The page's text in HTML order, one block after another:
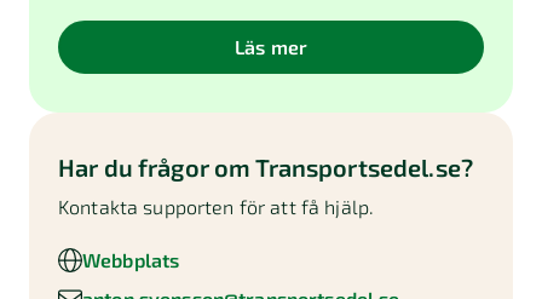
Läs mer
Har du frågor omTransportsedel.se?
Kontakta supporten för att få hjälp.
Webbplats